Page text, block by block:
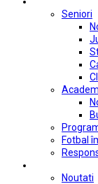
Seniori
Fotbal
Noutati